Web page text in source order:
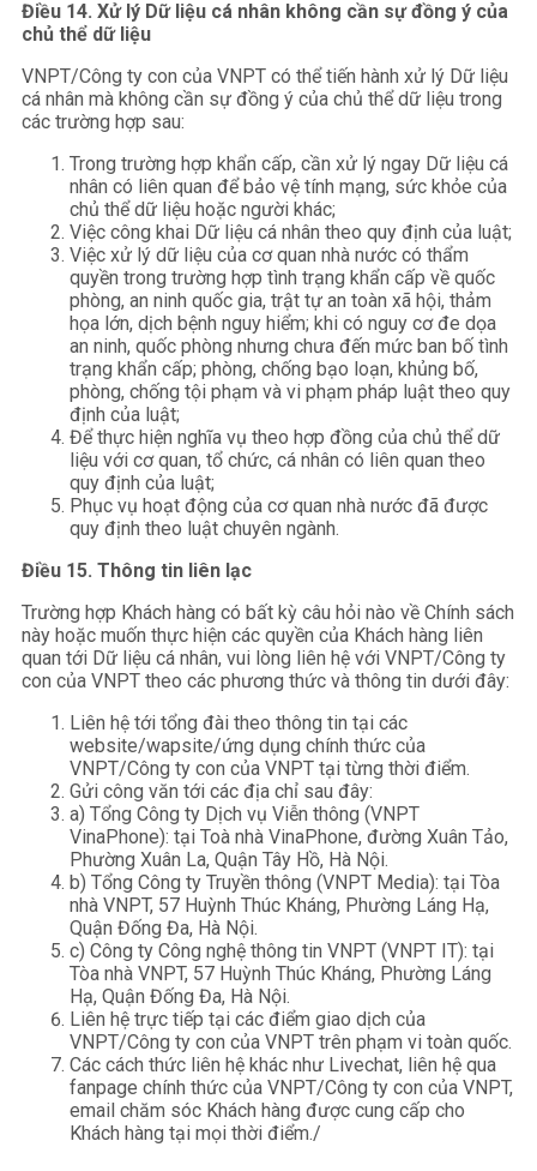
Điều 14. Xử lý Dữ liệu cá nhân không cần sự đồng ý của
chủ thể dữ liệu
VNPT/Công ty con của VNPT có thể tiến hành xử lý Dữ liệu
cá nhân mà không cần sự đồng ý của chủ thể dữ liệu trong
các trường hợp sau:
Trong trường hợp khẩn cấp, cần xử lý ngay Dữ liệu cá
nhân có liên quan để bảo vệ tính mạng, sức khỏe của
chủ thể dữ liệu hoặc người khác;
Việc công khai Dữ liệu cá nhân theo quy định của luật;
Việc xử lý dữ liệu của cơ quan nhà nước có thẩm
quyền trong trường hợp tình trạng khẩn cấp về quốc
phòng, an ninh quốc gia, trật tự an toàn xã hội, thảm
họa lớn, dịch bệnh nguy hiểm; khi có nguy cơ đe dọa
an ninh, quốc phòng nhưng chưa đến mức ban bố tình
trạng khẩn cấp; phòng, chống bạo loạn, khủng bố,
phòng, chống tội phạm và vi phạm pháp luật theo quy
định của luật;
Để thực hiện nghĩa vụ theo hợp đồng của chủ thể dữ
liệu với cơ quan, tổ chức, cá nhân có liên quan theo
quy định của luật;
Phục vụ hoạt động của cơ quan nhà nước đã được
quy định theo luật chuyên ngành.
Điều 15. Thông tin liên lạc
Trường hợp Khách hàng có bất kỳ câu hỏi nào về Chính sách
này hoặc muốn thực hiện các quyền của Khách hàng liên
quan tới Dữ liệu cá nhân, vui lòng liên hệ với VNPT/Công ty
con của VNPT theo các phương thức và thông tin dưới đây:
Liên hệ tới tổng đài theo thông tin tại các
website/wapsite/ứng dụng chính thức của
VNPT/Công ty con của VNPT tại từng thời điểm.
Gửi công văn tới các địa chỉ sau đây:
a) Tổng Công ty Dịch vụ Viễn thông (VNPT
VinaPhone): tại Toà nhà VinaPhone, đường Xuân Tảo,
Phường Xuân La, Quận Tây Hồ, Hà Nội.
b) Tổng Công ty Truyền thông (VNPT Media): tại Tòa
nhà VNPT, 57 Huỳnh Thúc Kháng, Phường Láng Hạ,
Quận Đống Đa, Hà Nội.
c) Công ty Công nghệ thông tin VNPT (VNPT IT): tại
Tòa nhà VNPT, 57 Huỳnh Thúc Kháng, Phường Láng
Hạ, Quận Đống Đa, Hà Nội.
Liên hệ trực tiếp tại các điểm giao dịch của
VNPT/Công ty con của VNPT trên phạm vi toàn quốc.
Các cách thức liên hệ khác như Livechat, liên hệ qua
fanpage chính thức của VNPT/Công ty con của VNPT,
email chăm sóc Khách hàng được cung cấp cho
Khách hàng tại mọi thời điểm./